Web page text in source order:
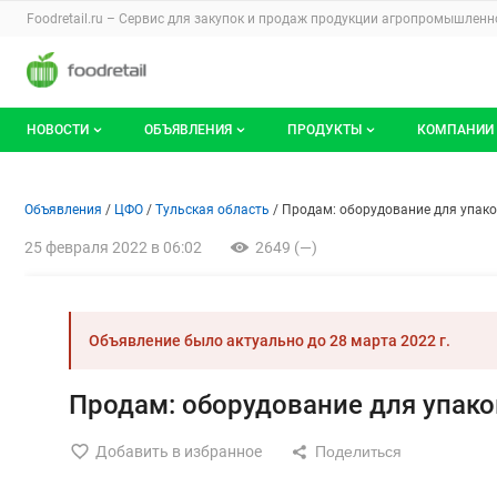
Раздел навигации по сайту
Foodretail.ru – Сервис для закупок и продаж продукции
Авторизация и меню пользователя
Навигация по разделам сайта foodretail.ru
НОВОСТИ ОБЪЯВЛЕНИЯ ПРОДУКТЫ КОМПАНИИ
Объявление: Продам:
Информация о объявлении
Навигация и управление
Объявления ЦФО Тульская область Продам: оборудование для
25 февраля 2022 в 06:02 2649 (—)
Объявление было актуально до28 марта 2022 г.
Продам: оборудование для
Добавить в избранное